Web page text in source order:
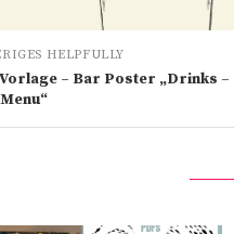
HELPFULLY
– Bar Poster „Drinks –